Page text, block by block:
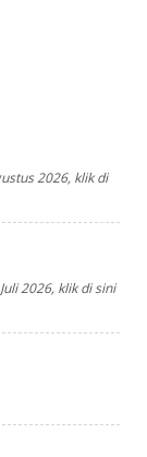
2026, klik di
2026, klik di sini